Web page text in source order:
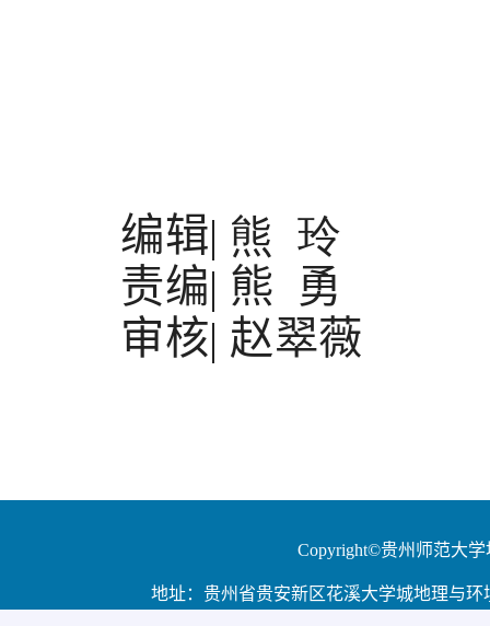
编辑| 熊 玲
责编| 熊 勇
审核| 赵翠薇
Copyright©贵州师范大学
地址：贵州省贵安新区花溪大学城地理与